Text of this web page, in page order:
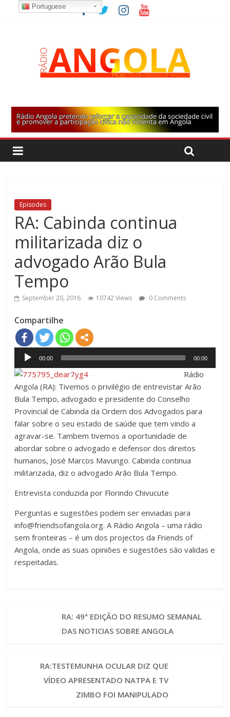
Episodes
RA: Cabinda continua
militarizada diz o
advogado Arão Bula
Tempo
September 20, 2016 10742 Views 0 Comments
Compartilhe
Audio
Player
00:00 00:00
Rádio
Angola (RA): Tivemos o privilégio de entrevistar Arão
Bula Tempo, advogado e presidente do Conselho
Provincial de Cabinda da Ordem dos Advogados para
falar sobre o seu estado de saúde que tem vindo a
agravar-se. Tambem tivemos a oportunidade de
abordar sobre o advogado e defensor dos direitos
humanos, José Marcos Mavungo. Cabinda continua
militarizada, diz o advogado Arão Bula Tempo.
Entrevista conduzida por Florindo Chivucute
Perguntas e sugestões podem ser enviadas para
info@friendsofangola.org. A Rádio Angola – uma rádio
sem fronteiras – é um dos projectos da Friends of
Angola, onde as suas opiniões e sugestões são validas e
respeitadas.
RA: 49ª EDIÇÃO DO RESUMO SEMANAL
DAS NOTICIAS SOBRE ANGOLA
RA:TESTEMUNHA OCULAR DIZ QUE
VÍDEO APRESENTADO NATPA E TV
ZIMBO FOI MANIPULADO
Portuguese